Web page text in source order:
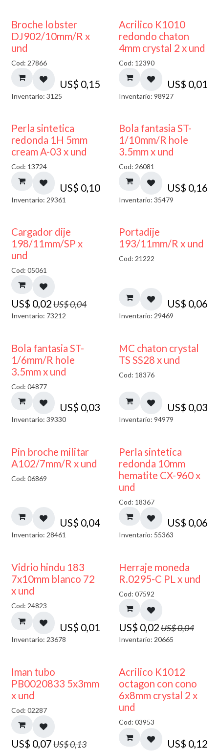
Broche lobster
DJ902/10mm/R x
und
Cod: 27866
US$ 0,15
Inventario: 3125
50% DESCUENTO
Acrilico K1010
redondo chaton
4mm crystal 2 x und
Cod: 12390
US$ 0,01
Inventario: 98927
Perla sintetica
redonda 1H 5mm
cream A-03 x und
Cod: 13724
US$ 0,10
Inventario: 29361
Bola fantasia ST-
1/10mm/R hole
3.5mm x und
Cod: 26081
US$ 0,16
Inventario: 35479
50% DESCUENTO
Cargador dije
198/11mm/SP x
und
Cod: 05061
US$ 0,02US$0,04
Inventario: 73212
Portadije
193/11mm/R x und
Cod: 21222
US$ 0,06
Inventario: 29469
Bola fantasia ST-
1/6mm/R hole
3.5mm x und
Cod: 04877
US$ 0,03
Inventario: 39330
MC chaton crystal
TS SS28 x und
Cod: 18376
US$ 0,03
Inventario: 94979
Pin broche militar
A102/7mm/R x und
Cod: 06869
US$ 0,04
Inventario: 28461
Perla sintetica
redonda 10mm
hematite CX-960 x
und
Cod: 18367
US$ 0,06
Inventario: 55363
40% DESCUENTO
Vidrio hindu 183
7x10mm blanco 72
x und
Cod: 24823
US$ 0,01
Inventario: 23678
50% DESCUENTO
Herraje moneda
R.0295-C PL x und
Cod: 07592
US$ 0,02US$0,04
Inventario: 20665
50% DESCUENTO
Iman tubo
PB0020833 5x3mm
x und
Cod: 02287
US$ 0,07US$0,13
Acrilico K1012
octagon con cono
6x8mm crystal 2 x
und
Cod: 03953
US$ 0,12